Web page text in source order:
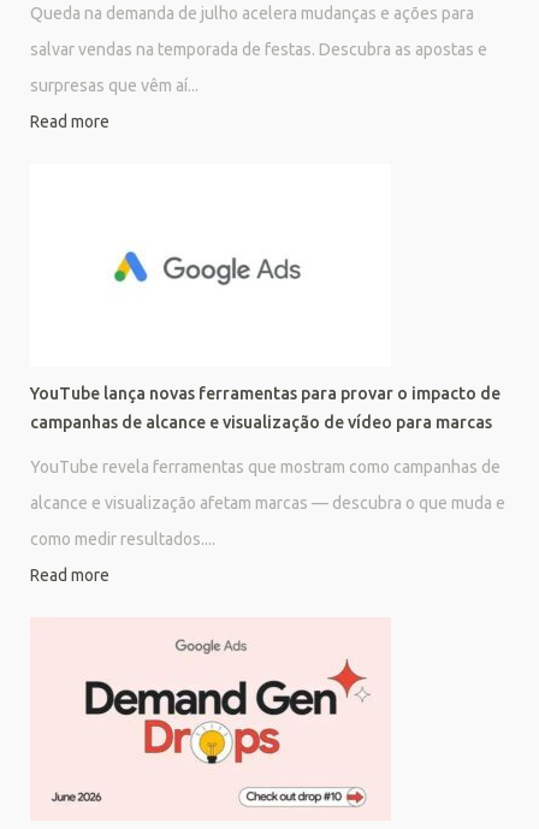
Queda na demanda de julho acelera mudanças e ações para
salvar vendas na temporada de festas. Descubra as apostas e
surpresas que vêm aí...
Read more
YouTube lança novas ferramentas para provar o impacto de
campanhas de alcance e visualização de vídeo para marcas
YouTube revela ferramentas que mostram como campanhas de
alcance e visualização afetam marcas — descubra o que muda e
como medir resultados....
Read more